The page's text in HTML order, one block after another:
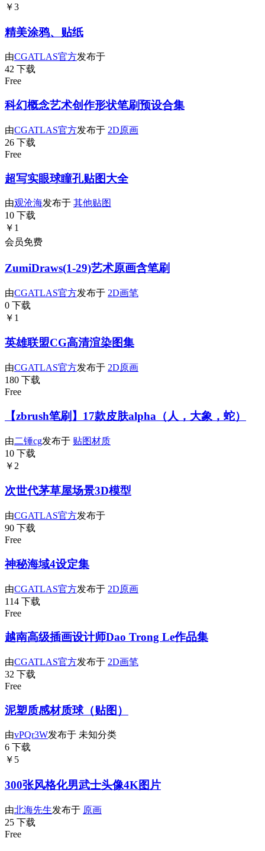
￥3
精美涂鸦、贴纸
由CGATLAS官方发布于
42 下载
Free
科幻概念艺术创作形状笔刷预设合集
由CGATLAS官方发布于 2D原画
26 下载
Free
超写实眼球瞳孔贴图大全
由观沧海发布于 其他贴图
10 下载
￥1
会员免费
ZumiDraws(1-29)艺术原画含笔刷
由CGATLAS官方发布于 2D画笔
0 下载
￥1
英雄联盟CG高清渲染图集
由CGATLAS官方发布于 2D原画
180 下载
Free
【zbrush笔刷】17款皮肤alpha（人，大象，蛇）
由二锤cg发布于 贴图材质
10 下载
￥2
次世代茅草屋场景3D模型
由CGATLAS官方发布于
90 下载
Free
神秘海域4设定集
由CGATLAS官方发布于 2D原画
114 下载
Free
越南高级插画设计师Dao Trong Le作品集
由CGATLAS官方发布于 2D画笔
32 下载
Free
泥塑质感材质球（贴图）
由vPQr3W发布于 未知分类
6 下载
￥5
300张风格化男武士头像4K图片
由北海先生发布于 原画
25 下载
Free